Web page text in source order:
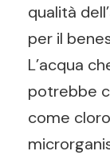
qualità
per il
L’acqua
potrebbe
come